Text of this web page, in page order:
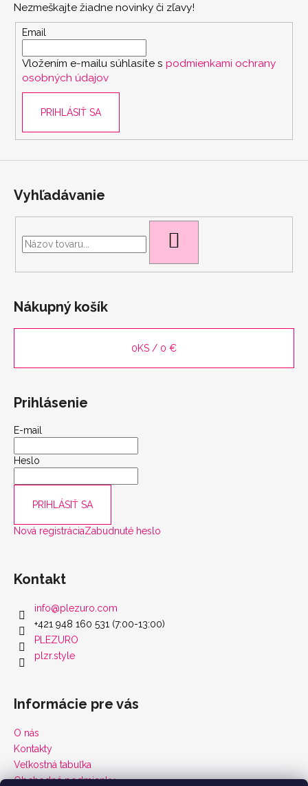
Nezmeškajte žiadne novinky či zľavy!
Email
Vložením e-mailu súhlasíte s podmienkami ochrany
osobných údajov
PRIHLÁSIŤ SA
Vyhľadávanie
Nákupný košík
0KS / 0 €
Prihlásenie
E-mail
Heslo
PRIHLÁSIŤ SA
Nová registráciaZabudnuté heslo
Kontakt
info@plezuro.com
+421 948 160 531 (7:00-13:00)
PLEZURO
plzr.style
Informácie pre vás
O nás
Kontakty
Veľkostná tabuľka
Obchodné podmienky